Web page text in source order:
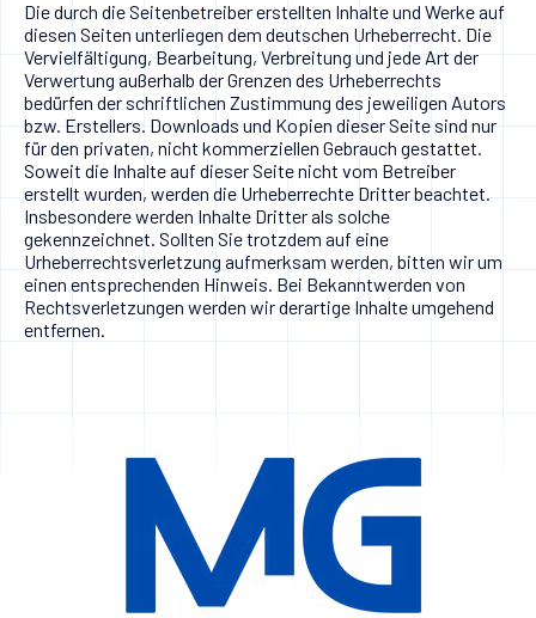
Die durch die Seitenbetreiber erstellten Inhalte und Werke auf
diesen Seiten unterliegen dem deutschen Urheberrecht. Die
Vervielfältigung, Bearbeitung, Verbreitung und jede Art der
Verwertung außerhalb der Grenzen des Urheberrechts
bedürfen der schriftlichen Zustimmung des jeweiligen Autors
bzw. Erstellers. Downloads und Kopien dieser Seite sind nur
für den privaten, nicht kommerziellen Gebrauch gestattet.
Soweit die Inhalte auf dieser Seite nicht vom Betreiber
erstellt wurden, werden die Urheberrechte Dritter beachtet.
Insbesondere werden Inhalte Dritter als solche
gekennzeichnet. Sollten Sie trotzdem auf eine
Urheberrechtsverletzung aufmerksam werden, bitten wir um
einen entsprechenden Hinweis. Bei Bekanntwerden von
Rechtsverletzungen werden wir derartige Inhalte umgehend
entfernen.